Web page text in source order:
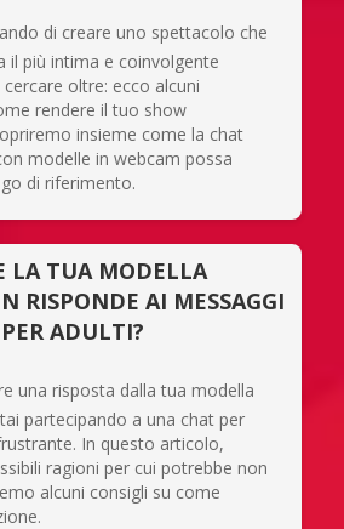
di creare uno spettacolo che
il più intima e coinvolgente
oltre: ecco alcuni
rendere il tuo show
insieme come la chat
modelle in webcam possa
di riferimento.
LA TUA MODELLA
RISPONDE AI MESSAGGI
ADULTI?
una risposta dalla tua modella
partecipando a una chat per
In questo articolo,
ragioni per cui potrebbe non
alcuni consigli su come